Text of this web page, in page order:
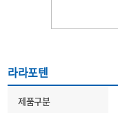
라라포텐
제품구분